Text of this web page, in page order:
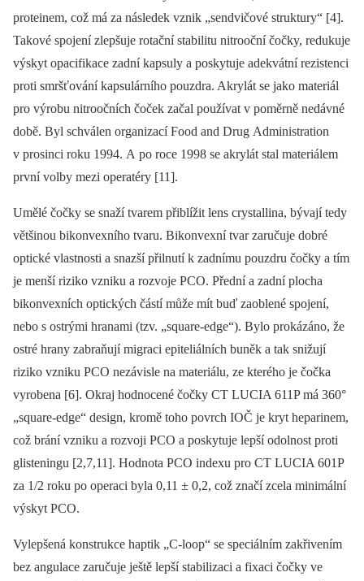
proteinem, což má za následek vznik „sendvičové struktury“ [4].
Takové spojení zlepšuje rotační stabilitu nitrooční čočky, redukuje
výskyt opacifikace zadní kapsuly a poskytuje adekvátní rezistenci
proti smršťování kapsulárního pouzdra. Akrylát se jako materiál
pro výrobu nitroočních čoček začal používat v poměrně nedávné
době. Byl schválen organizací Food and Drug Administration
v prosinci roku 1994. A po roce 1998 se akrylát stal materiálem
první volby mezi operatéry [11].
Umělé čočky se snaží tvarem přiblížit lens crystallina, bývají tedy
většinou bikonvexního tvaru. Bikonvexní tvar zaručuje dobré
optické vlastnosti a snazší přilnutí k zadnímu pouzdru čočky a tím
je menší riziko vzniku a rozvoje PCO. Přední a zadní plocha
bikonvexních optických částí může mít buď zaoblené spojení,
nebo s ostrými hranami (tzv. „square-edge“). Bylo prokázáno, že
ostré hrany zabraňují migraci epiteliálních buněk a tak snižují
riziko vzniku PCO nezávisle na materiálu, ze kterého je čočka
vyrobena [6]. Okraj hodnocené čočky CT LUCIA 611P má 360°
„square-edge“ design, kromě toho povrch IOČ je kryt heparinem,
což brání vzniku a rozvoji PCO a poskytuje lepší odolnost proti
glisteningu [2,7,11]. Hodnota PCO indexu pro CT LUCIA 601P
za 1/2 roku po operaci byla 0,11 ± 0,2, což značí zcela minimální
výskyt PCO.
Vylepšená konstrukce haptik „C-loop“ se speciálním zakřivením
bez angulace zaručuje ještě lepší stabilizaci a fixaci čočky ve